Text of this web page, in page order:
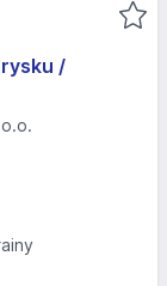
/
o.o.